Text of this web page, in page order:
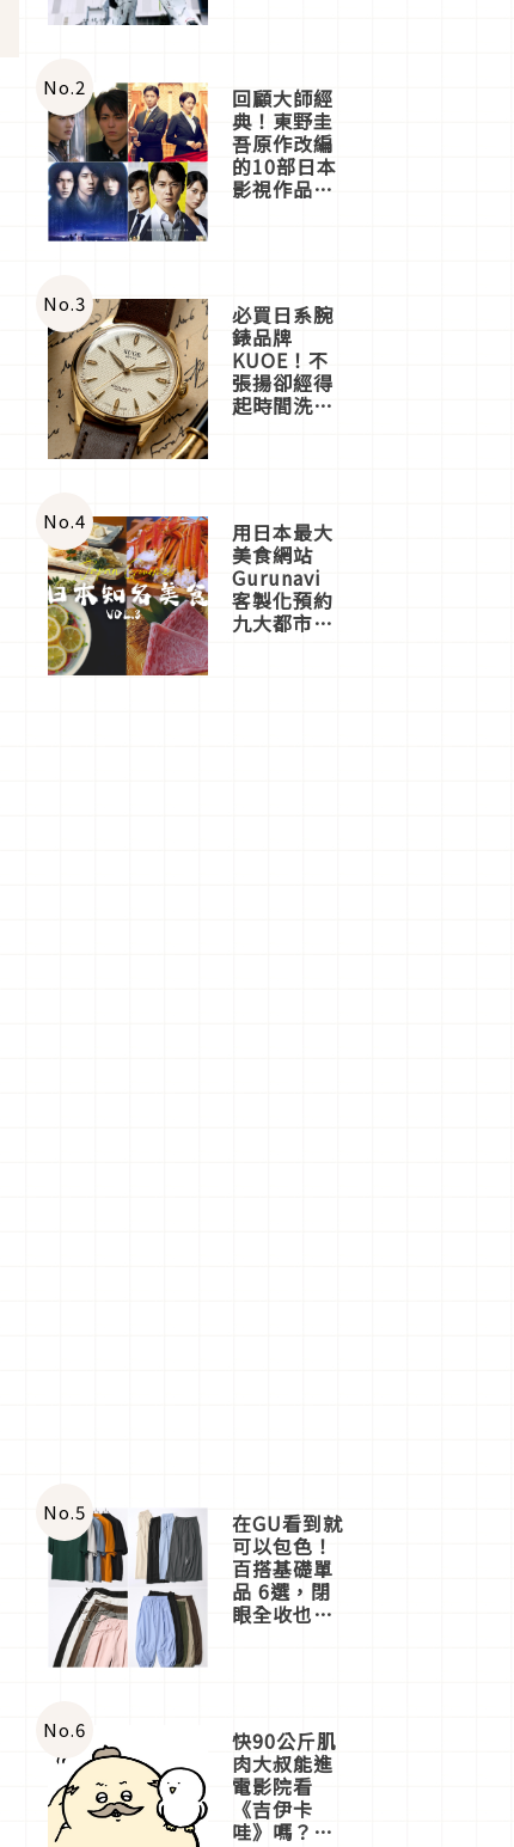
體驗
No.2 回顧大師經
典！東野圭
吾原作改編
的10部日本
影視作品推
No.3 必買日系腕
錶品牌
KUOE！不
張揚卻經得
起時間洗鍊
No.4 用日本最大
美食網站
Gurunavi
客製化預約
九大都市餐
No.5 在GU看到就
可以包色！
百搭基礎單
品 6選，閉
眼全收也不
No.6 快90公斤肌
肉大叔能進
電影院看
《吉伊卡
哇》嗎？日